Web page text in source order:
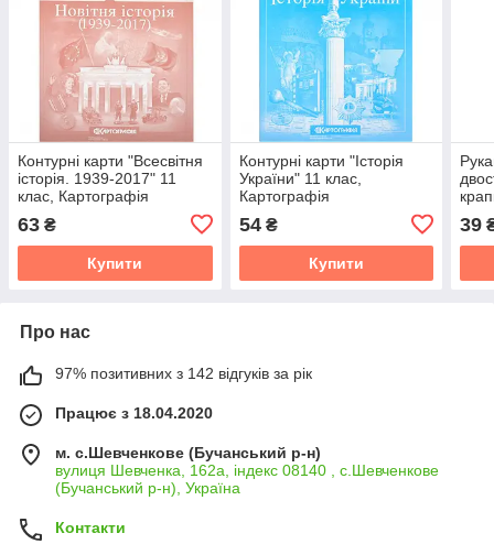
Контурні карти "Всесвітня
історія. 1939-2017" 11
клас, Картографія
63 ₴
Купити
Контурні карти "Історія
України" 11 клас,
Картографія
54₴
Купити
39
Про нас
97% позитивних з 142 відгуків за рік
Працює з 18.04.2020
м. с.Шевченкове (Бучанський р-н)
вулиця Шевченка, 162а, індекс 08140 , с.Шевченкове
(Бучанський р-н), Україна
Контакти